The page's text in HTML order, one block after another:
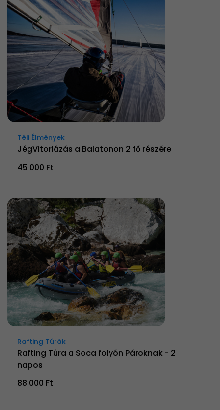
Téli Élmények
JégVitorlázás a Balatonon 2 fő részére
45 000 Ft
Rafting Túrák
Rafting Túra a Soca folyón Pároknak - 2
napos
88 000 Ft